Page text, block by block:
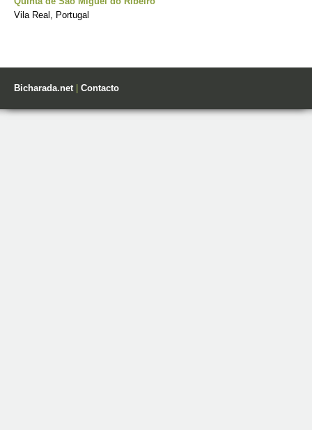
Vila Real, Portugal
Bicharada.net| Contacto